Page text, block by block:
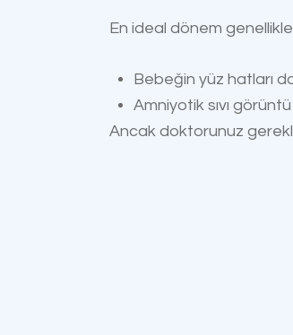
En ideal dönem genellikle
Bebeğin yüz hatları
Amniyotik sıvı
Ancak doktorunuz